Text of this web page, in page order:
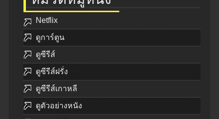
Netflix
ดูการ์ตูน
ดูซีรีส์
ดูซีรีส์ฝรั่ง
ดูซีรีส์เกาหลี
ดูตัวอย่างหนัง